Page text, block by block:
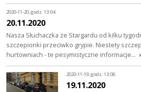
2020-11-20, godz. 13:04
20.11.2020
Nasza Słuchaczka ze Stargardu od kilku
szczepionki przeciwko grypie. Niestety
hurtowniach - te pesymistyczne informacje…
2020-11-19, godz. 13:08
19.11.2020